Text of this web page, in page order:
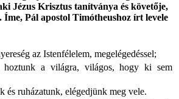
Jézus Krisztus tanítványa és követője,
Pál apostol Timótheushoz írt levele
az Istenfélelem, megelégedéssel;
hoztunk a világra, világos, hogy ki sem
és ruházatunk, elégedjünk meg vele.